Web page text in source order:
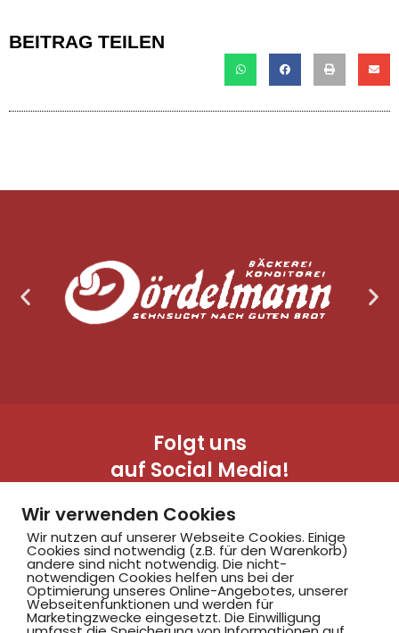
BEITRAG TEILEN
Folgt uns
auf Social Media!
Wir verwenden Cookies
Wir nutzen auf unserer Webseite Cookies. Einige
Cookies sind notwendig (z.B. für den Warenkorb)
andere sind nicht notwendig. Die nicht-
notwendigen Cookies helfen uns bei der
Optimierung unseres Online-Angebotes, unserer
Webseitenfunktionen und werden für
Marketingzwecke eingesetzt. Die Einwilligung